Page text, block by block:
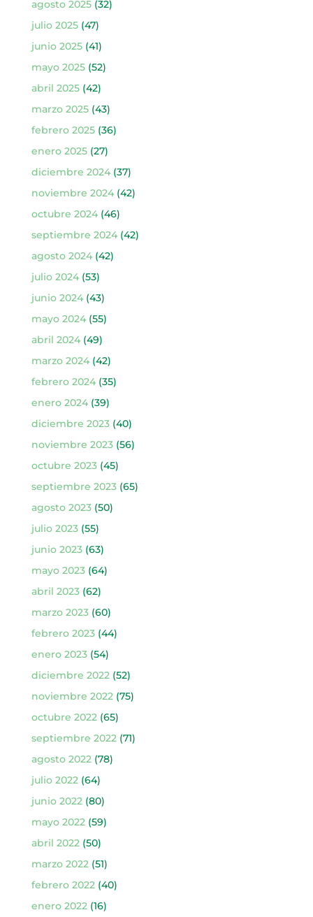
agosto 2025(32)
julio 2025(47)
junio 2025(41)
mayo 2025(52)
abril 2025(42)
marzo 2025(43)
febrero 2025(36)
enero 2025(27)
diciembre 2024(37)
noviembre 2024(42)
octubre 2024(46)
septiembre 2024(42)
agosto 2024(42)
julio 2024(53)
junio 2024(43)
mayo 2024(55)
abril 2024(49)
marzo 2024(42)
febrero 2024(35)
enero 2024(39)
diciembre 2023(40)
noviembre 2023(56)
octubre 2023(45)
septiembre 2023(65)
agosto 2023(50)
julio 2023(55)
junio 2023(63)
mayo 2023(64)
abril 2023(62)
marzo 2023(60)
febrero 2023(44)
enero 2023(54)
diciembre 2022(52)
noviembre 2022(75)
octubre 2022(65)
septiembre 2022(71)
agosto 2022(78)
julio 2022(64)
junio 2022(80)
mayo 2022(59)
abril 2022(50)
marzo 2022(51)
febrero 2022(40)
enero 2022(16)